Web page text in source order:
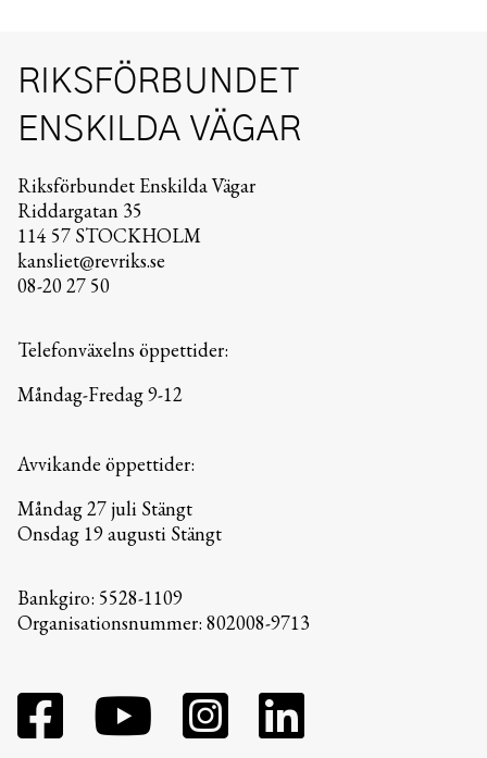
RIKSFÖRBUNDET
ENSKILDA VÄGAR
Riksförbundet Enskilda Vägar
Riddargatan 35
114 57 STOCKHOLM
kansliet@revriks.se
08-20 27 50
Telefonväxelns öppettider:
Måndag-Fredag 9-12
Avvikande öppettider:
Måndag 27 juli Stängt
Onsdag 19 augusti Stängt
Bankgiro: 5528-1109
Organisationsnummer: 802008-9713